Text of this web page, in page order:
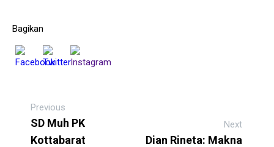
Bagikan
Previous
SD Muh PK
Kottabarat
Next
Dian Rineta: Makna